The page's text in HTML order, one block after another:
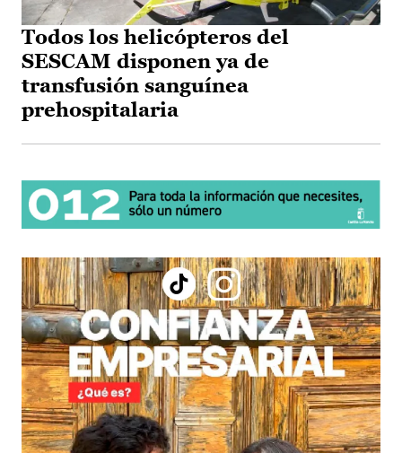
Todos los helicópteros del
SESCAM disponen ya de
transfusión sanguínea
prehospitalaria